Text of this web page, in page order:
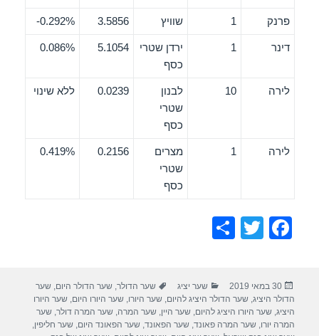
פרנק 1 שוויץ 3.5856
0.292%-
דינר 1
ירדן שטרי
כסף
5.1054
0.086%
לירה 10
לבנון
שטרי
כסף
0.0239 ללא שינוי
לירה 1
מצרים
שטרי
כסף
0.2156
0.419%
F
e
b
T
er
e
פורסם
בתאריך
30 במאי 2019 קטגוריות
שער יציג תגיות
שער הדולר,שער הדולר היום,שער
הדולר היציג,שער הדולר היציג להיום,שער היורו,שער היורו היום,שער היורו
היציג,שער היורו היציג להיום,שער היין,שער המרה,שער המרה דולר,שער
המרה יורו,שער המרה פאונד,שער הפאונד,שער הפאונד היום,שער חליפין,